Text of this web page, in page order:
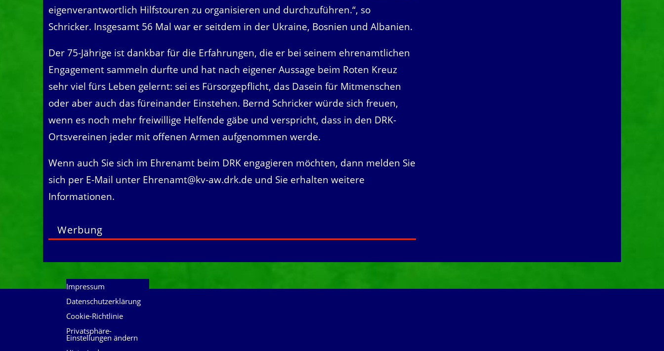
eigenverantwortlich Hilfstouren zu organisieren und durchzuführen.“, so
Schricker. Insgesamt 56 Mal war er seitdem in der Ukraine, Bosnien und Albanien.
Der 75-Jährige ist dankbar für die Erfahrungen, die er bei seinem ehrenamtlichen
Engagement sammeln durfte und hat nach eigener Aussage beim Roten Kreuz
sehr viel fürs Leben gelernt: sei es Fürsorgepflicht, das Dasein für Mitmenschen
oder aber auch das füreinander Einstehen. Bernd Schricker würde sich freuen,
wenn es noch mehr freiwillige Helfende gäbe und verspricht, dass in den DRK-
Ortsvereinen jeder mit offenen Armen aufgenommen werde.
Wenn auch Sie sich im Ehrenamt beim DRK engagieren möchten, dann melden Sie
sich per E-Mail unter Ehrenamt@kv-aw.drk.de und Sie erhalten weitere
Informationen.
Werbung
Impressum
Datenschutzerklärung
Cookie-Richtlinie
Privatsphäre-
Einstellungen ändern